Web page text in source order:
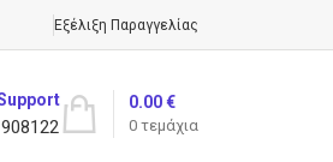
Εξέλιξη Παραγγελίας
0 τεμάχια
0.00€